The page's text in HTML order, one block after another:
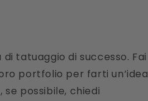
tatuaggio di successo. Fai
portfolio per farti un’idea
possibile, chiedi